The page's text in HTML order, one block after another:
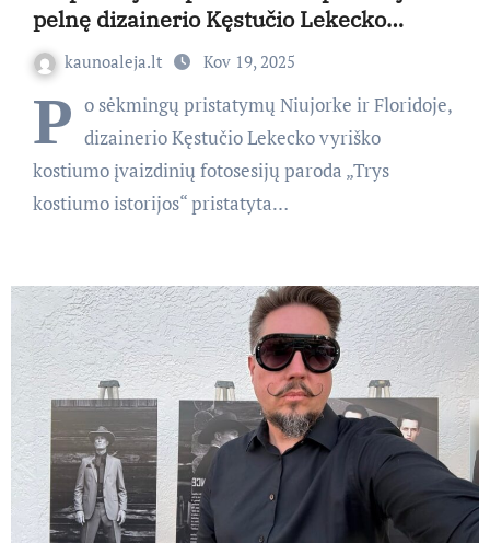
pelnę dizainerio Kęstučio Lekecko
darbaikaunoaleja.lt Kov 19, 2025
P o sėkmingų pristatymų Niujorke ir Floridoje,
dizainerio Kęstučio Lekecko vyriško
kostiumo įvaizdinių fotosesijų paroda „Trys
kostiumo istorijos“ pristatyta…